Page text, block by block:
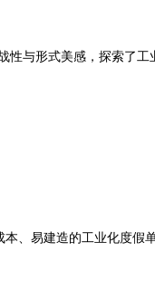
与形式美感，探索了
、易建造的工业化度假